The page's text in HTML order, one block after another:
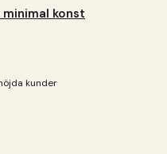
minimal konst
kunder